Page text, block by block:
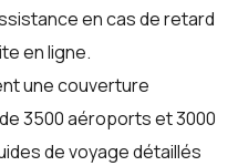
en cas de retard
en ligne.
une couverture
3500 aéroports et 3000
de voyage détaillés